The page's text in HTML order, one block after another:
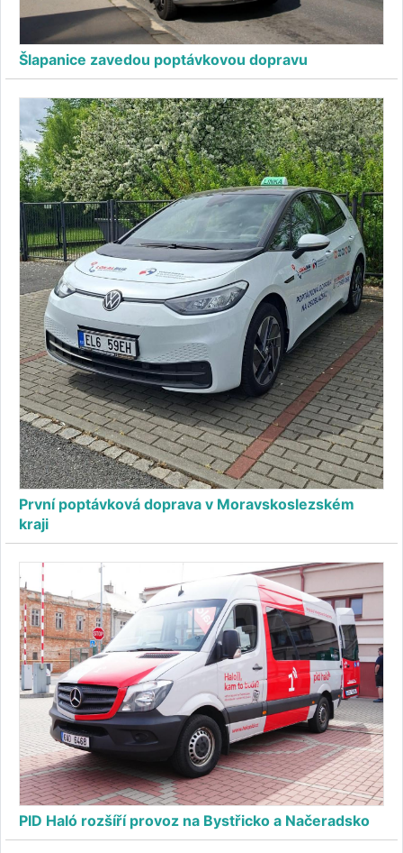
Šlapanice zavedou poptávkovou dopravu
První poptávková doprava v Moravskoslezském
kraji
PID Haló rozšíří provoz na Bystřicko a Načeradsko